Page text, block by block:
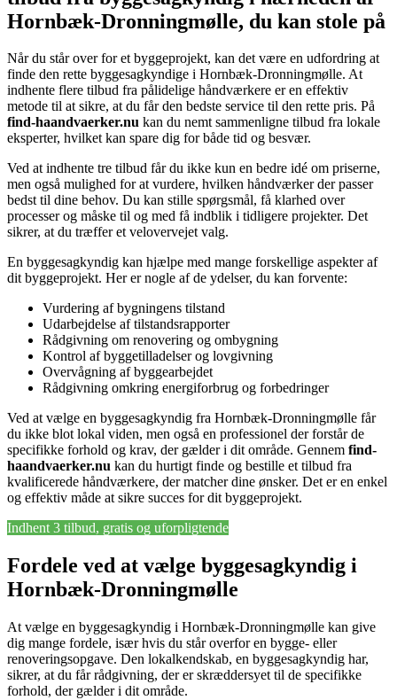
Hornbæk-Dronningmølle, du kan stole på
Når du står over for et byggeprojekt, kan det være en udfordring at
finde den rette byggesagkyndige i Hornbæk-Dronningmølle. At
indhente flere tilbud fra pålidelige håndværkere er en effektiv
metode til at sikre, at du får den bedste service til den rette pris. På
find-haandvaerker.nu kan du nemt sammenligne tilbud fra lokale
eksperter, hvilket kan spare dig for både tid og besvær.
Ved at indhente tre tilbud får du ikke kun en bedre idé om priserne,
men også mulighed for at vurdere, hvilken håndværker der passer
bedst til dine behov. Du kan stille spørgsmål, få klarhed over
processer og måske til og med få indblik i tidligere projekter. Det
sikrer, at du træffer et velovervejet valg.
En byggesagkyndig kan hjælpe med mange forskellige aspekter af
dit byggeprojekt. Her er nogle af de ydelser, du kan forvente:
Vurdering af bygningens tilstand
Udarbejdelse af tilstandsrapporter
Rådgivning om renovering og ombygning
Kontrol af byggetilladelser og lovgivning
Overvågning af byggearbejdet
Rådgivning omkring energiforbrug og forbedringer
Ved at vælge en byggesagkyndig fra Hornbæk-Dronningmølle får
du ikke blot lokal viden, men også en professionel der forstår de
specifikke forhold og krav, der gælder i dit område. Gennem find-
haandvaerker.nu kan du hurtigt finde og bestille et tilbud fra
kvalificerede håndværkere, der matcher dine ønsker. Det er en enkel
og effektiv måde at sikre succes for dit byggeprojekt.
Indhent 3 tilbud, gratis og uforpligtende
Fordele ved at vælge byggesagkyndig i
Hornbæk-Dronningmølle
At vælge en byggesagkyndig i Hornbæk-Dronningmølle kan give
dig mange fordele, især hvis du står overfor en bygge- eller
renoveringsopgave. Den lokalkendskab, en byggesagkyndig har,
sikrer, at du får rådgivning, der er skræddersyet til de specifikke
forhold, der gælder i dit område.